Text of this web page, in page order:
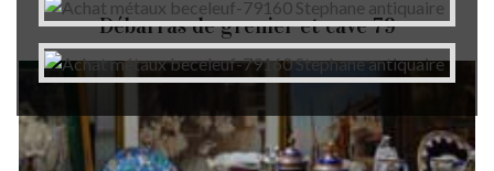
Débarras de grenier et cave 79